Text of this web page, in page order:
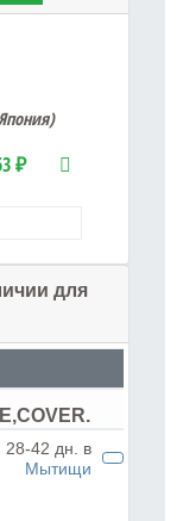
₽
для
28-42 дн. в
Мытищи